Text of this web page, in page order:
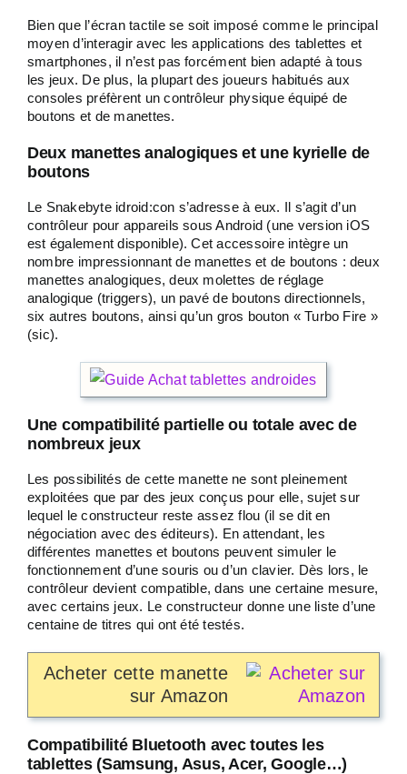
Bien que l’écran tactile se soit imposé comme le principal
moyen d’interagir avec les applications des tablettes et
smartphones, il n’est pas forcément bien adapté à tous
les jeux. De plus, la plupart des joueurs habitués aux
consoles préfèrent un contrôleur physique équipé de
boutons et de manettes.
Deux manettes analogiques et une kyrielle de
boutons
Le Snakebyte idroid:con s’adresse à eux. Il s’agit d’un
contrôleur pour appareils sous Android (une version iOS
est également disponible). Cet accessoire intègre un
nombre impressionnant de manettes et de boutons : deux
manettes analogiques, deux molettes de réglage
analogique (triggers), un pavé de boutons directionnels,
six autres boutons, ainsi qu’un gros bouton « Turbo Fire »
(sic).
Une compatibilité partielle ou totale avec de
nombreux jeux
Les possibilités de cette manette ne sont pleinement
exploitées que par des jeux conçus pour elle, sujet sur
lequel le constructeur reste assez flou (il se dit en
négociation avec des éditeurs). En attendant, les
différentes manettes et boutons peuvent simuler le
fonctionnement d’une souris ou d’un clavier. Dès lors, le
contrôleur devient compatible, dans une certaine mesure,
avec certains jeux. Le constructeur donne une liste d’une
centaine de titres qui ont été testés.
Acheter cette manette
sur Amazon
Compatibilité Bluetooth avec toutes les
tablettes (Samsung, Asus, Acer, Google…)